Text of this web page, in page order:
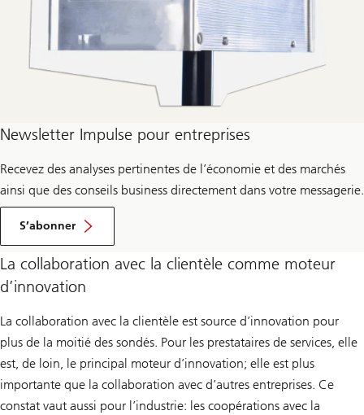
Newsletter Impulse pour entreprises
Recevez des analyses pertinentes de l’économie et des marchés
ainsi que des conseils business directement dans votre messagerie.
S’abonner
pour
newsletter
La collaboration avec la clientèle comme moteur
d’innovation
La collaboration avec la clientèle est source d’innovation pour
plus de la moitié des sondés. Pour les prestataires de services, elle
est, de loin, le principal moteur d’innovation; elle est plus
importante que la collaboration avec d’autres entreprises. Ce
constat vaut aussi pour l’industrie: les coopérations avec la